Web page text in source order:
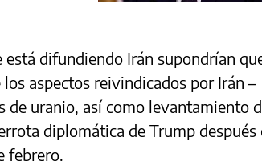
difundiendo Irán supondrían
aspectos reivindicados por Irán –
de uranio, así como levantamiento
diplomática de Trump después
febrero.